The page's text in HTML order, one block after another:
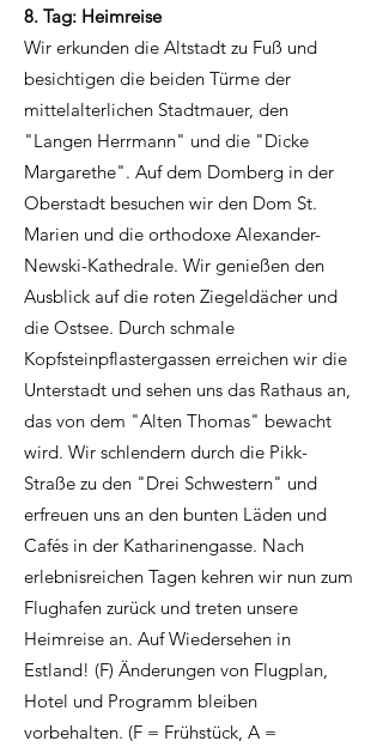
8. Tag: Heimreise
Wir erkunden die Altstadt zu Fuß und
besichtigen die beiden Türme der
mittelalterlichen Stadtmauer, den
"Langen Herrmann" und die "Dicke
Margarethe". Auf dem Domberg in der
Oberstadt besuchen wir den Dom St.
Marien und die orthodoxe Alexander-
Newski-Kathedrale. Wir genießen den
Ausblick auf die roten Ziegeldächer und
die Ostsee. Durch schmale
Kopfsteinpflastergassen erreichen wir die
Unterstadt und sehen uns das Rathaus an,
das von dem "Alten Thomas" bewacht
wird. Wir schlendern durch die Pikk-
Straße zu den "Drei Schwestern" und
erfreuen uns an den bunten Läden und
Cafés in der Katharinengasse. Nach
erlebnisreichen Tagen kehren wir nun zum
Flughafen zurück und treten unsere
Heimreise an. Auf Wiedersehen in
Estland! (F) Änderungen von Flugplan,
Hotel und Programm bleiben
vorbehalten. (F = Frühstück, A =